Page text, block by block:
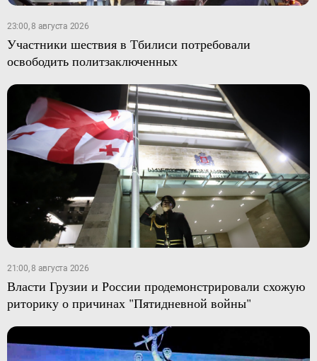
23:00, 8 августа 2026
Участники шествия в Тбилиси потребовали
освободить политзаключенных
21:00, 8 августа 2026
Власти Грузии и России продемонстрировали схожую
риторику о причинах "Пятидневной войны"